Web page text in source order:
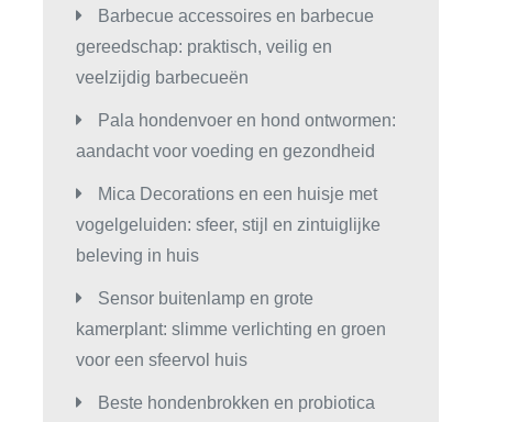
Barbecue accessoires en barbecue
gereedschap: praktisch, veilig en
veelzijdig barbecueën
Pala hondenvoer en hond ontwormen:
aandacht voor voeding en gezondheid
Mica Decorations en een huisje met
vogelgeluiden: sfeer, stijl en zintuiglijke
beleving in huis
Sensor buitenlamp en grote
kamerplant: slimme verlichting en groen
voor een sfeervol huis
Beste hondenbrokken en probiotica